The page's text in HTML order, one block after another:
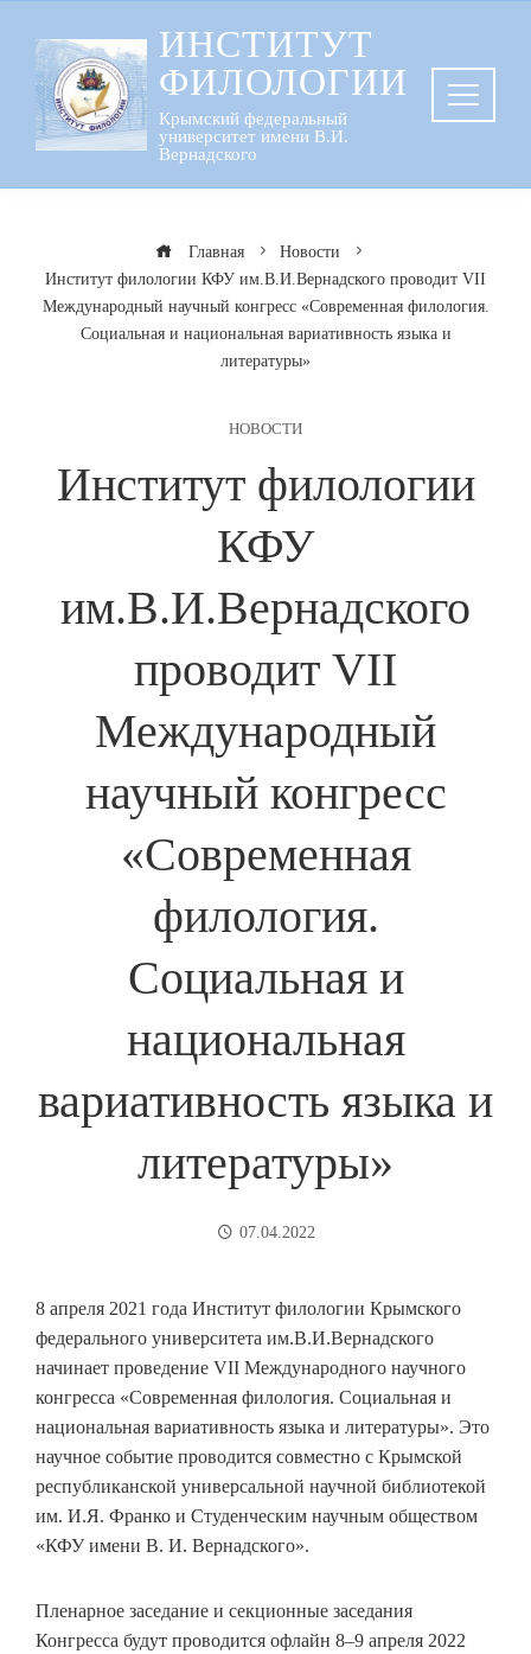
содержанию
ИНСТИТУТ
ФИЛОЛОГИИ
Крымский федеральный
университет имени В.И.
Вернадского
Главная
Новости
Институт филологии КФУ им.В.И.Вернадского проводит VII
Международный научный конгресс «Современная филология.
Социальная и национальная вариативность языка и
литературы»
НОВОСТИ
Институт филологии
КФУ
им.В.И.Вернадского
проводит VII
Международный
научный конгресс
«Современная
филология.
Социальная и
национальная
вариативность языка и
литературы»
07.04.2022
8 апреля 2021 года Институт филологии Крымского
федерального университета им.В.И.Вернадского
начинает проведение VII Международного научного
конгресса «Современная филология. Социальная и
национальная вариативность языка и литературы». Это
научное событие проводится совместно с Крымской
республиканской универсальной научной библиотекой
им. И.Я. Франко и Студенческим научным обществом
«КФУ имени В. И. Вернадского».
Пленарное заседание и секционные заседания
Конгресса будут проводится офлайн 8–9 апреля 2022